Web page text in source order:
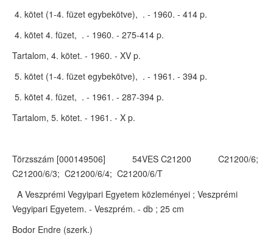
4. kötet (1-4. füzet egybekötve), . - 1960. - 414 p.
4. kötet 4. füzet, . - 1960. - 275-414 p.
Tartalom, 4. kötet. - 1960. - XV p.
5. kötet (1-4. füzet egybekötve), . - 1961. - 394 p.
5. kötet 4. füzet, . - 1961. - 287-394 p.
Tartalom, 5. kötet. - 1961. - X p.
Törzsszám [000149506] 54VES C21200 C21200/6;
C21200/6/3; C21200/6/4; C21200/6/T
A Veszprémi Vegyipari Egyetem közleményei ; Veszprémi
Vegyipari Egyetem. - Veszprém. - db ; 25 cm
Bodor Endre (szerk.)